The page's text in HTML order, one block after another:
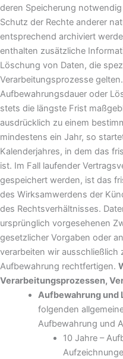
deren Speicherung
Schutz der Rechte anderer
entsprechend archiviert
enthalten zusätzliche
Löschung von Daten, die
Verarbeitungsprozesse
Aufbewahrungsdauer oder
stets die längste Frist
ausdrücklich zu einem
mindestens ein Jahr, so
Kalenderjahres, in dem das
ist. Im Fall laufender
gespeichert werden, ist das
des Wirksamwerdens der
des Rechtsverhältnisses.
ursprünglich vorgesehenen
gesetzlicher Vorgaben oder
verarbeiten wir ausschließlich
Aufbewahrung rechtfertigen.
Verarbeitungsprozessen,
Aufbewahrung und
folgenden
Aufbewahrung und
10 Jahre –